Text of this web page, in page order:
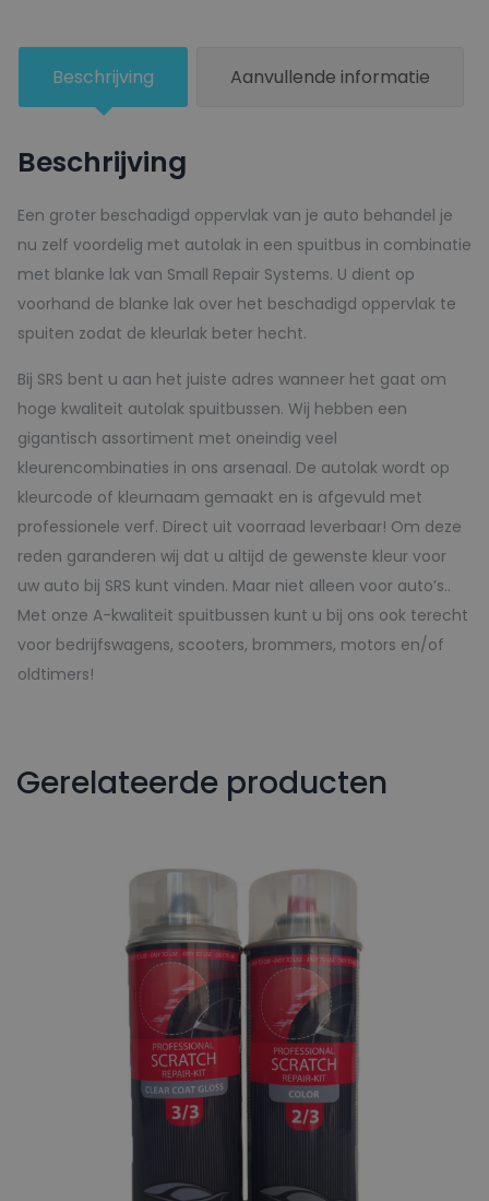
ABYSS
-
aantal
Beschrijving Aanvullende informatie
Beschrijving
Een groter beschadigd oppervlak van je auto behandel je
nu zelf voordelig met autolak in een spuitbus in combinatie
met blanke lak van Small Repair Systems. U dient op
voorhand de blanke lak over het beschadigd oppervlak te
spuiten zodat de kleurlak beter hecht.
Bij SRS bent u aan het juiste adres wanneer het gaat om
hoge kwaliteit autolak spuitbussen. Wij hebben een
gigantisch assortiment met oneindig veel
kleurencombinaties in ons arsenaal. De autolak wordt op
kleurcode of kleurnaam gemaakt en is afgevuld met
professionele verf. Direct uit voorraad leverbaar! Om deze
reden garanderen wij dat u altijd de gewenste kleur voor
uw auto bij SRS kunt vinden. Maar niet alleen voor auto’s..
Met onze A-kwaliteit spuitbussen kunt u bij ons ook terecht
voor bedrijfswagens, scooters, brommers, motors en/of
oldtimers!
Gerelateerde producten